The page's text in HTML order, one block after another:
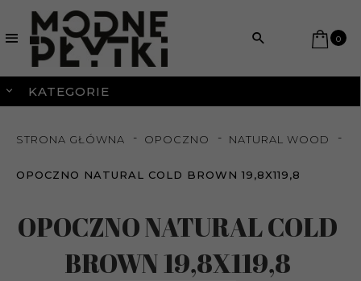
0
KATEGORIE
STRONA GŁÓWNA OPOCZNO NATURAL WOOD
OPOCZNO NATURAL COLD BROWN 19,8X119,8
OPOCZNO NATURAL COLD
BROWN 19,8X119,8